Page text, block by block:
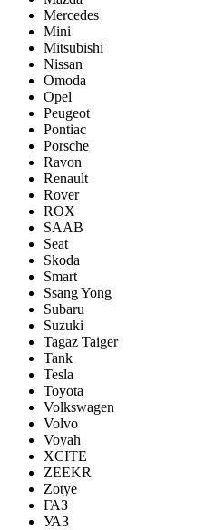
Mercedes
Mini
Mitsubishi
Nissan
Omoda
Opel
Peugeot
Pontiac
Porsсhe
Ravon
Renault
Rover
ROX
SAAB
Seat
Skoda
Smart
Ssang Yong
Subaru
Suzuki
Tagaz Taiger
Tank
Tesla
Toyota
Volkswagen
Volvo
Voyah
XCITE
ZEEKR
Zotye
ГАЗ
УАЗ